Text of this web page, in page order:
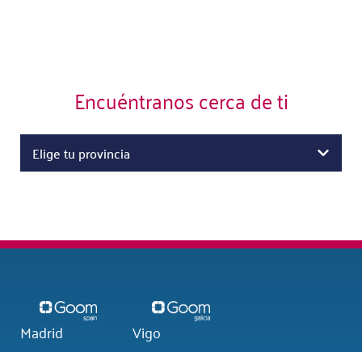
Encuéntranos cerca de ti
Elige tu provincia
Madrid
Vigo